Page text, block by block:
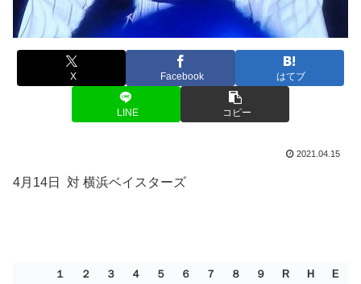
X Facebook はてブ
LINE コピー
2021.04.15
4月14日 対 横浜ベイスターズ
１ ２ ３ ４ ５ ６ ７ ８ ９ R H E